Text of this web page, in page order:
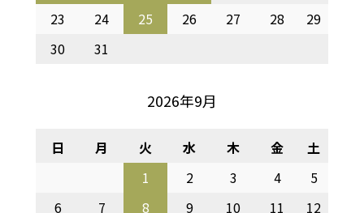
23
24 25 26 27 28
29
30
31
2026年9月
日 月 火 水 木 金
土
1
2 3 4
5
6
7 8 9 10 11
12